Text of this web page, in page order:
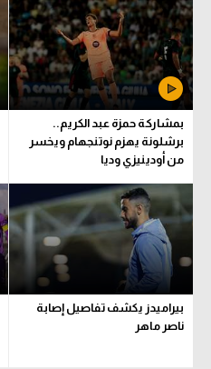
الوطن العربي
في المونديال
رياضة نسائية
آسيا
أمريكا
ركن الألعاب
أقسام خاصة
Gamers
ميركاتو
بمشاركة حمزة عبد الكريم..
برشلونة يهزم نوتنجهام ويخسر
من أودينيزي وديا
بيراميدز يكشف تفاصيل إصابة
ناصر ماهر